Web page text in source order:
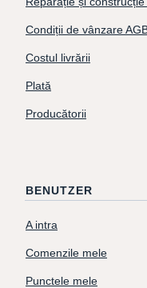
Condiții de vânzare
Costul livrării
Plată
Producătorii
BENUTZER
A intra
Comenzile mele
Punctele mele